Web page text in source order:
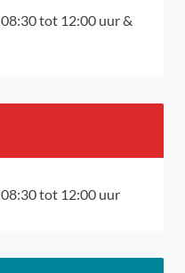
08:30tot 12:00 uur&
08:30tot 12:00 uur